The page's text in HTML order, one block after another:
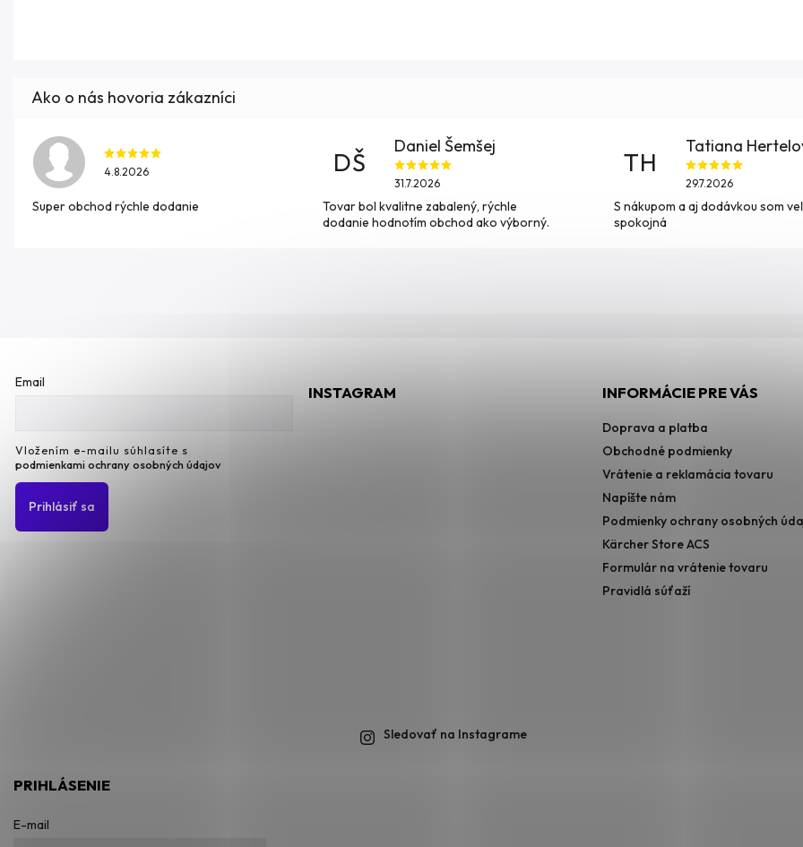
4.8.2026
Super obchod rýchle dodanie
DŠ
Daniel Šemšej
31.7.2026
Tovar bol kvalitne zabalený, rýchle
dodanie hodnotím obchod ako výborný.
TH
Tatiana
29.7.2026
S nákupom a aj dodávkou som
spokojná
Email
Vložením e-mailu súhlasíte s
podmienkami ochrany osobných údajov
Prihlásiť sa
INSTAGRAM
Sledovať na Instagrame
INFORMÁCIE PRE VÁS
Doprava a platba
Obchodné podmienky
Vrátenie a reklamácia tovaru
Napíšte nám
Podmienky ochrany osobných
Kärcher Store ACS
Formulár na vrátenie tovaru
Pravidlá súťaží
PRIHLÁSENIE
E-mail